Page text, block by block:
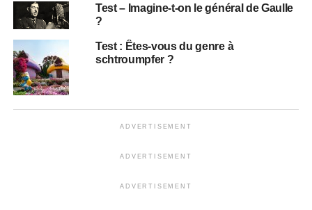
Test – Imagine-t-on le général de Gaulle
?
Test : Êtes-vous du genre à
schtroumpfer ?
ADVERTISEMENT
ADVERTISEMENT
ADVERTISEMENT